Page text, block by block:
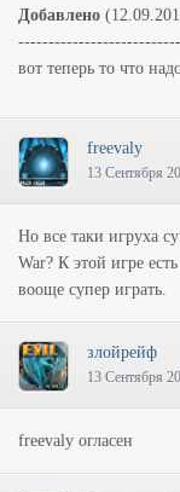
Добавлено
вот теперь то что
freevaly
13 Сентября
Но все таки игруха
War? К этой игре
вооще супер играть.
злойрейф
13 Сентября
freevaly огласен